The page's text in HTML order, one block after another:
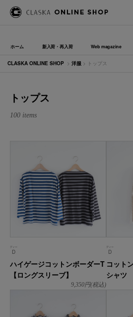
ホーム 新入荷・再入荷 Web magazine
CLASKA ONLINE SHOP > 洋服 > トップス
トップス
100 items
D
ディー
ハイゲージコットンボーダーT
【ロングスリーブ】
9,350円(税込)
D
ディー
コット
シャツ